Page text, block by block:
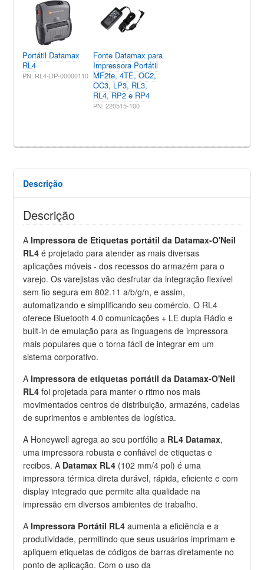
Portátil Datamax
RL4
PN: RL4-DP-00000110
Fonte Datamax para
Impressora Portátil
MF2te, 4TE, OC2,
OC3, LP3, RL3,
RL4, RP2 e RP4
PN: 220515-100
Descrição
Descrição
AImpressora de Etiquetas portátil da Datamax-O'Neil
RL4é projetado para atender as mais diversas
aplicações móveis - dos recessos do armazém para o
varejo. Os varejistas vão desfrutar da integração flexível
sem fio segura em 802.11 a/b/g/n, e assim,
automatizando e simplificando seu comércio. O RL4
oferece Bluetooth 4.0 comunicações + LE dupla Rádio e
built-in de emulação para as linguagens de impressora
mais populares que o torna fácil de integrar em um
sistema corporativo.
AImpressora de etiquetas portátil da Datamax-O'Neil
RL4 foi projetada para manter o ritmo nos mais
movimentados centros de distribuição, armazéns, cadeias
de suprimentos e ambientes de logística.
A Honeywell agrega ao seu portfólio a RL4 Datamax,
uma impressora robusta e confiável de etiquetas e
recibos. A Datamax RL4 (102 mm/4 pol) é uma
impressora térmica direta durável, rápida, eficiente e com
display integrado que permite alta qualidade na
impressão em diversos ambientes de trabalho.
AImpressora Portátil RL4 aumenta a eficiência e a
produtividade, permitindo que seus usuários imprimam e
apliquem etiquetas de códigos de barras diretamente no
ponto de aplicação. Com o uso da